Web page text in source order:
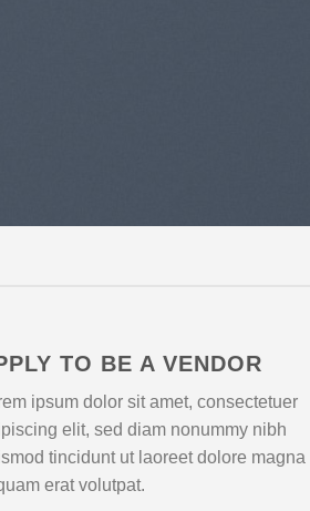
TO BE A VENDOR
ipsum dolor sit amet, consectetuer
elit, sed diam nonummy nibh
tincidunt ut laoreet dolore magna
erat volutpat.